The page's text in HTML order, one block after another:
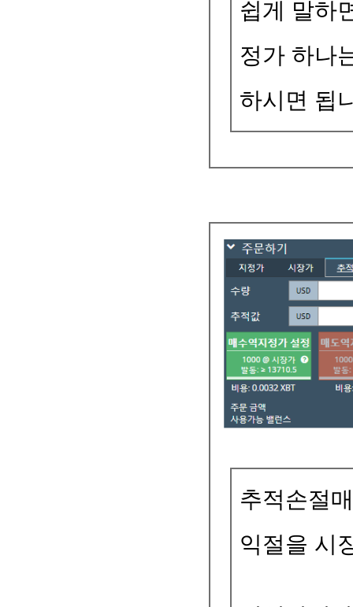
쉽게 말하
정가 하나
하시면 됩
추적손절
익절을 시